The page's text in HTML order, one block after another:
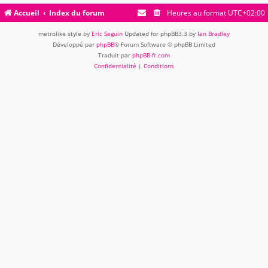
Accueil Index du forum Heures au format UTC+02:00
metrolike style by Eric Seguin Updated for phpBB3.3 by Ian Bradley
Développé par phpBB® Forum Software © phpBB Limited
Traduit par phpBB-fr.com
Confidentialité | Conditions